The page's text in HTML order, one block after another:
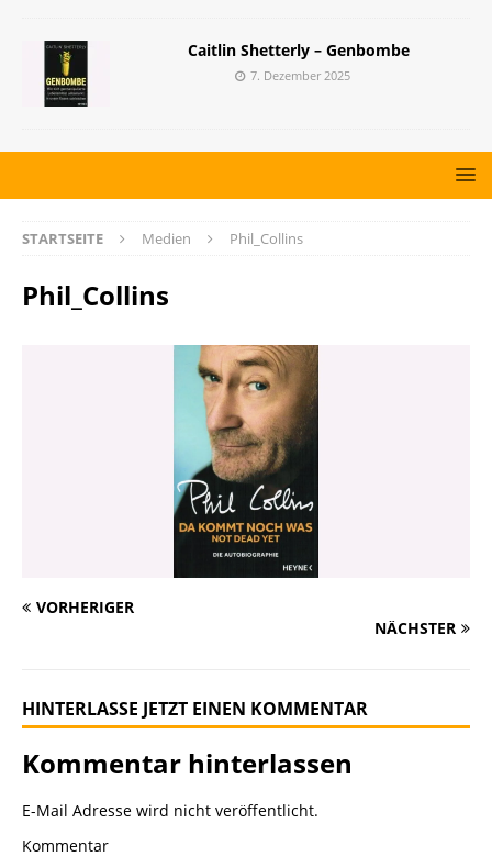
Caitlin Shetterly – Genbombe
7. Dezember 2025
STARTSEITE Medien Phil_Collins
Phil_Collins
VORHERIGER
NÄCHSTER
HINTERLASSE JETZT EINEN KOMMENTAR
Kommentar hinterlassen
E-Mail Adresse wird nicht veröffentlicht.
Kommentar